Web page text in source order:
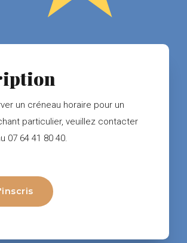
un créneau horaire pour un
particulier, veuillez contacter
07 64 41 80 40.